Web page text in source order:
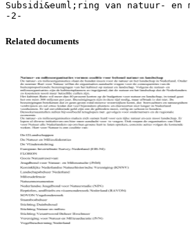
Subsidi&euml;ring van natuur- en
Related documents